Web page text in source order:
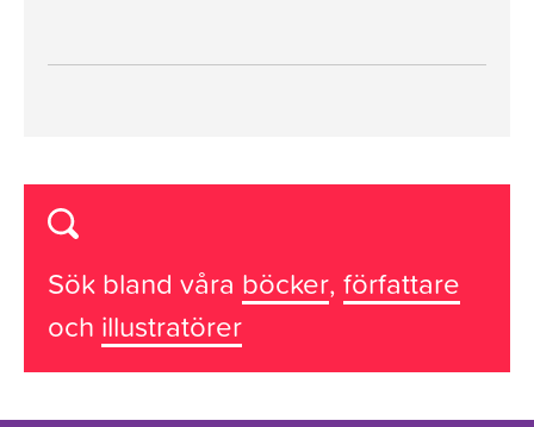
Sök bland våra böcker, författare
och illustratörer